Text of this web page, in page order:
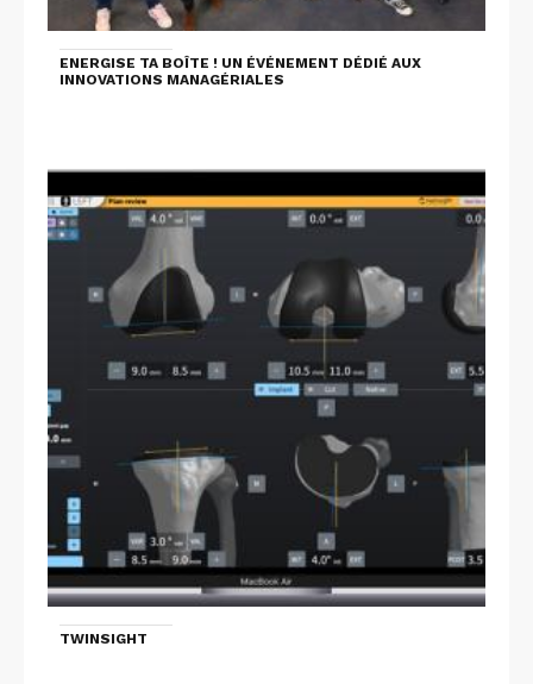
ENERGISE TA BOÎTE ! UN ÉVÉNEMENT DÉDIÉ AUX
INNOVATIONS MANAGÉRIALES
TWINSIGHT